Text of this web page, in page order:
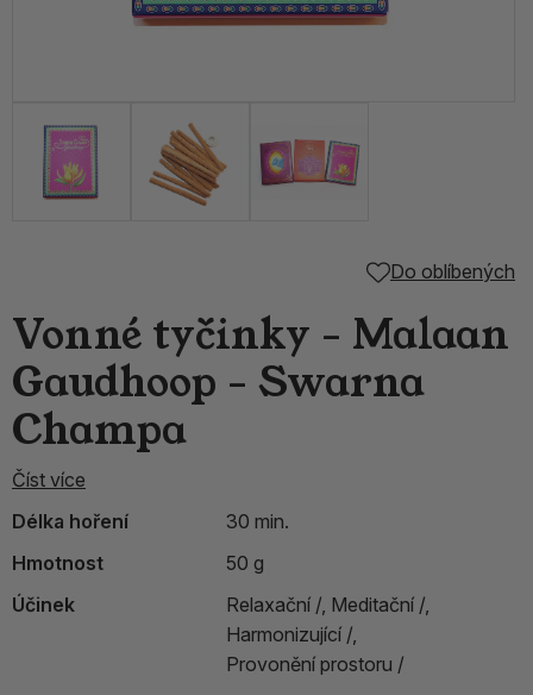
Do oblíbených
Vonné tyčinky - Malaan
Gaudhoop - Swarna
Champa
Číst více
Délka hoření
30 min.
Hmotnost
50 g
Účinek
Relaxační /, Meditační /,
Harmonizující /,
Provonění prostoru /